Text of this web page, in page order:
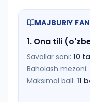
MAJBURIY
1. Ona tili
Savollar soni: 10 ta
Baholash mezoni:
Maksimal ball: 11